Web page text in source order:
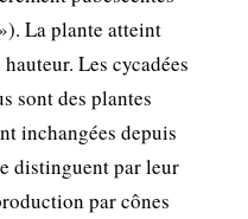
La plante atteint
Les cycadées
sont des plantes
inchangées depuis
distinguent par leur
par cônes